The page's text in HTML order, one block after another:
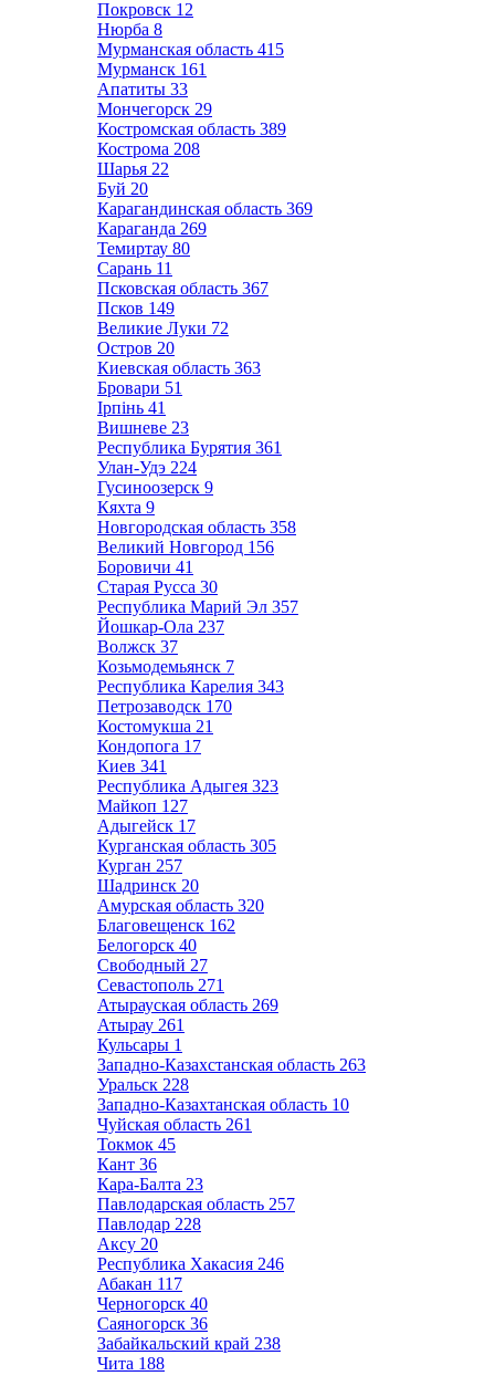
Покровск 12
Нюрба 8
Мурманская область 415
Мурманск 161
Апатиты 33
Мончегорск 29
Костромская область 389
Кострома 208
Шарья 22
Буй 20
Карагандинская область 369
Караганда 269
Темиртау 80
Сарань 11
Псковская область 367
Псков 149
Великие Луки 72
Остров 20
Киевская область 363
Бровари 51
Ірпінь 41
Вишневе 23
Республика Бурятия 361
Улан-Удэ 224
Гусиноозерск 9
Кяхта 9
Новгородская область 358
Великий Новгород 156
Боровичи 41
Старая Русса 30
Республика Марий Эл 357
Йошкар-Ола 237
Волжск 37
Козьмодемьянск 7
Республика Карелия 343
Петрозаводск 170
Костомукша 21
Кондопога 17
Киев 341
Республика Адыгея 323
Майкоп 127
Адыгейск 17
Курганская область 305
Курган 257
Шадринск 20
Амурская область 320
Благовещенск 162
Белогорск 40
Свободный 27
Севастополь 271
Атырауская область 269
Атырау 261
Кульсары 1
Западно-Казахстанская область 263
Уральск 228
Западно-Казахтанская область 10
Чуйская область 261
Токмок 45
Кант 36
Кара-Балта 23
Павлодарская область 257
Павлодар 228
Аксу 20
Республика Хакасия 246
Абакан 117
Черногорск 40
Саяногорск 36
Забайкальский край 238
Чита 188